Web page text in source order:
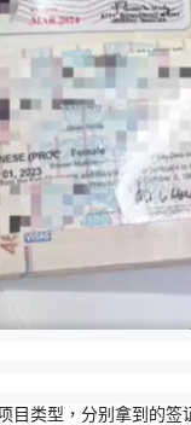
目类型，分别拿到的签